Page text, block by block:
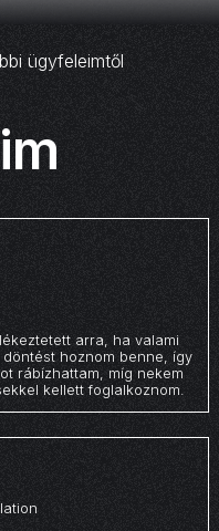
ügyfeleimtől
arra, ha valami
hoznom benne, így
rábízhattam, míg nekem
kellett foglalkoznom.